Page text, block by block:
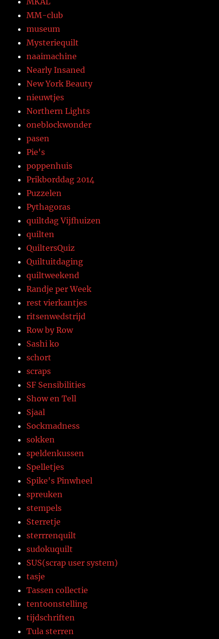
MM-club
museum
Mysteriequilt
naaimachine
Nearly Insaned
New York Beauty
nieuwtjes
Northern Lights
oneblockwonder
pasen
Pie's
poppenhuis
Prikborddag 2014
Puzzelen
Pythagoras
quiltdag Vijfhuizen
quilten
QuiltersQuiz
Quiltuitdaging
quiltweekend
Randje per Week
rest vierkantjes
ritsenwedstrijd
Row by Row
Sashi ko
schort
scraps
SF Sensibilities
Show en Tell
Sjaal
Sockmadness
sokken
speldenkussen
Spelletjes
Spike's Pinwheel
spreuken
stempels
Sterretje
sterrrenquilt
sudokuquilt
SUS(scrap user system)
tasje
Tassen collectie
tentoonstelling
tijdschriften
Tula sterren